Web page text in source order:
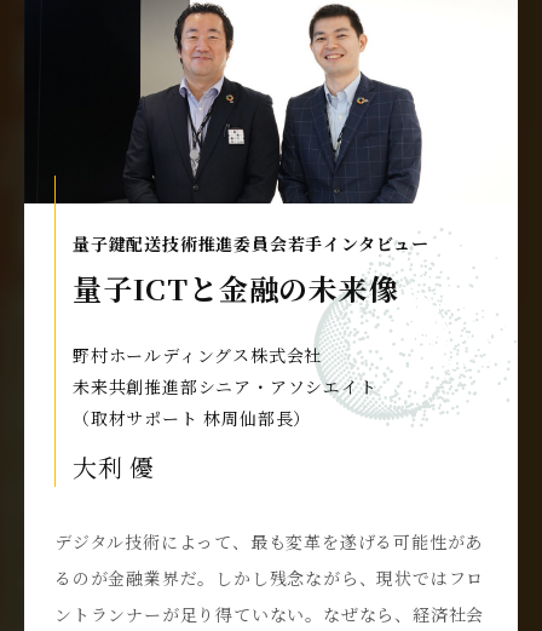
量子鍵配送技術推進委員会若手インタビュー
量子ICTと金融の未来像
野村ホールディングス株式会社
未来共創推進部シニア・アソシエイト
（取材サポート 林周仙部長）
大利 優
デジタル技術によって、最も変革を遂げる可能性があ
るのが金融業界だ。しかし残念ながら、現状ではフロ
ントランナーが足り得ていない。なぜなら、経済社会